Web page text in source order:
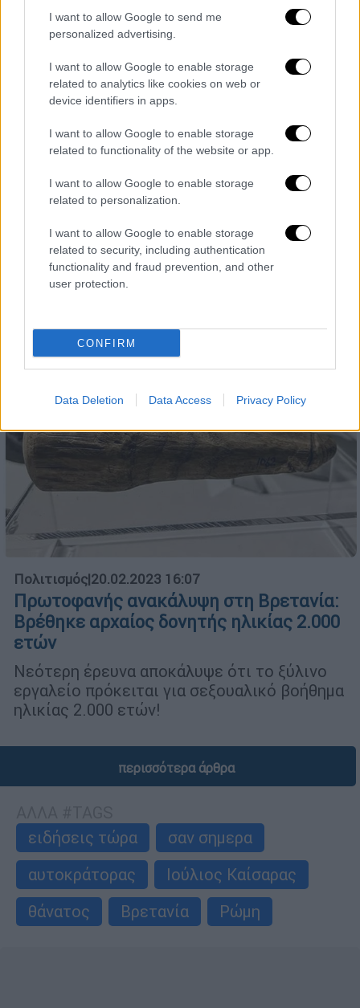
I want to allow Google to send me
personalized advertising.
I want to allow Google to enable storage
related to analytics like cookies on web or
device identifiers in apps.
I want to allow Google to enable storage
related to functionality of the website or app.
I want to allow Google to enable storage
related to personalization.
I want to allow Google to enable storage
related to security, including authentication
functionality and fraud prevention, and other
user protection.
CONFIRM
Data Deletion Data Access Privacy Policy
Στο φως η πίστα που χόρεψε η Σαλώμη
τον αισθησιακό χορό της – Αρχαιολόγοι
αποκαλύπτουν τα… 7 πέπλα της
Σχεδόν δύο χιλιάδες χρόνια μετά, μια
ουγγρική ομάδα αρχαιολόγων ανακοίνωσε
σημαντική ανακάλυψη: εντόπισαν τον
περιβάλλοντα χώρο και την αυλή όπου η
Σαλώμη χόρεψε για τον Ηρώδη.
Πολιτισμός|20.02.2023 16:07
Πρωτοφανής ανακάλυψη στη Βρετανία:
Βρέθηκε αρχαίος δονητής ηλικίας 2.000
ετών
Νεότερη έρευνα αποκάλυψε ότι το ξύλινο
εργαλείο πρόκειται για σεξουαλικό βοήθημα
ηλικίας 2.000 ετών!
περισσότερα άρθρα
ειδήσεις τώρα
σαν σημερα
αυτοκράτορας
Ιούλιος Καίσαρας
θάνατος
Βρετανία Ρώμη